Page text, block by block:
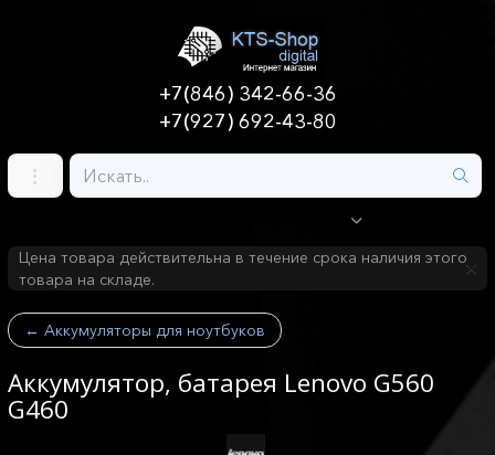
+7(846) 342-66-36
+7(927) 692-43-80
Цена товара действительна в течение срока наличия этого
товара на складе.
← Аккумуляторы для ноутбуков
Аккумулятор, батарея Lenovo G560
G460